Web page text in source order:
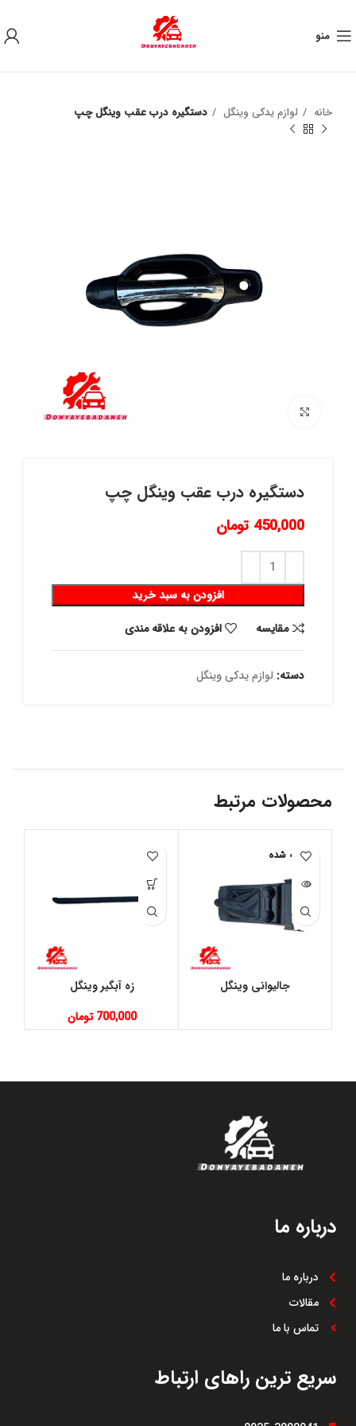
منو
خانه لوازم یدکی وینگل دستگیره درب عقب وینگل چپ
دستگیره درب عقب وینگل چپ
450,000 تومان
افزودن به سبد خرید
مقايسه
افزودن به علاقه مندی
دسته: لوازم یدکی وینگل
محصولات مرتبط
فروخته شده
جالیوانی وینگل
زه آبگیر وینگل
700,000 تومان
درباره ما
درباره ما
مقالات
تماس با ما
سریع ترین راهای ارتباط
به علت نوسان ارز ، لطفا قبل از خرید تماس بگیرید.